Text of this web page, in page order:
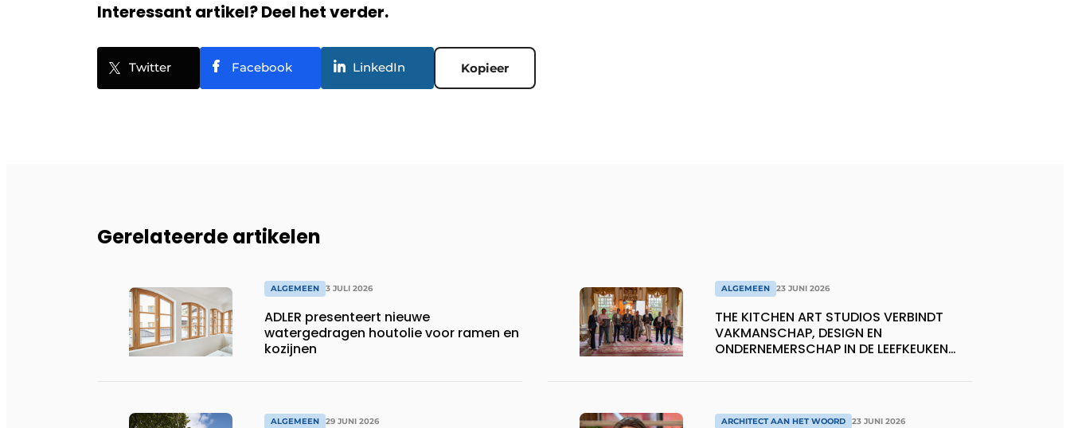
Interessant artikel? Deel het verder.
Twitter Facebook LinkedIn Kopieer
Gerelateerde artikelen
ALGEMEEN 3 JULI 2026
ADLER presenteert nieuwe
watergedragen houtolie voor ramen en
kozijnen
ALGEMEEN 29 JUNI 2026
ALGEMEEN 23 JUNI 2026
THE KITCHEN ART STUDIOS VERBINDT
VAKMANSCHAP, DESIGN EN
ONDERNEMERSCHAP IN DE LEEFKEUKEN
ARCHITECT AAN HET WOORD 23 JUNI 2026